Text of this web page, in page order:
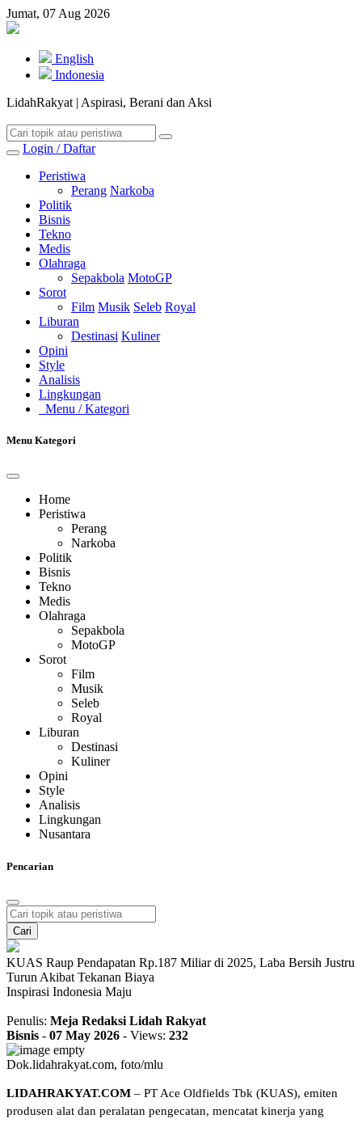
Jumat, 07 Aug 2026
English
Indonesia
LidahRakyat | Aspirasi, Berani dan Aksi
Login / Daftar
Peristiwa
Perang Narkoba
Politik
Bisnis
Tekno
Medis
Olahraga
Sepakbola MotoGP
Sorot
Film Musik Seleb Royal
Liburan
Destinasi Kuliner
Opini
Style
Analisis
Lingkungan
Menu / Kategori
Menu Kategori
Home
Peristiwa
Perang
Narkoba
Politik
Bisnis
Tekno
Medis
Olahraga
Sepakbola
MotoGP
Sorot
Film
Musik
Seleb
Royal
Liburan
Destinasi
Kuliner
Opini
Style
Analisis
Lingkungan
Nusantara
Pencarian
Cari
KUAS Raup Pendapatan Rp.187 Miliar di 2025, Laba Bersih Justru
Turun Akibat Tekanan Biaya
Inspirasi Indonesia Maju
Penulis: Meja Redaksi Lidah Rakyat
Bisnis - 07 May 2026 - Views: 232
Dok.lidahrakyat.com, foto/mlu
LIDAHRAKYAT.COM – PT Ace Oldfields Tbk (KUAS), emiten
produsen alat dan peralatan pengecatan, mencatat kinerja yang